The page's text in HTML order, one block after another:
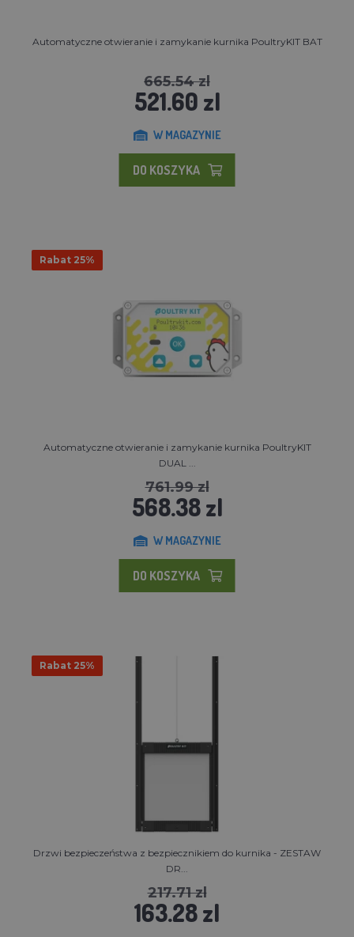
Automatyczne otwieranie i zamykanie kurnika PoultryKIT BAT
665.54 zl
521.60 zl
W MAGAZYNIE
DO KOSZYKA
Rabat 25%
Automatyczne otwieranie i zamykanie kurnika PoultryKIT
DUAL ...
761.99 zl
568.38 zl
W MAGAZYNIE
DO KOSZYKA
Rabat 25%
Drzwi bezpieczeństwa z bezpiecznikiem do kurnika - ZESTAW
DR...
217.71 zl
163.28 zl